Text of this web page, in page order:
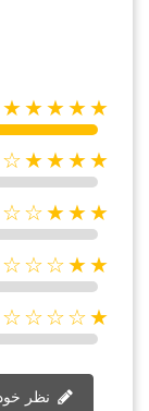
★★★★★
★★★★☆
★★★☆☆
★★☆☆☆
★☆☆☆☆